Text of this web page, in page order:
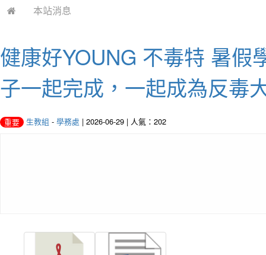
本站消息
健康好YOUNG 不毒特 暑假
子一起完成，一起成為反毒
重要 生教組 - 學務處 | 2026-06-29 | 人氣：202